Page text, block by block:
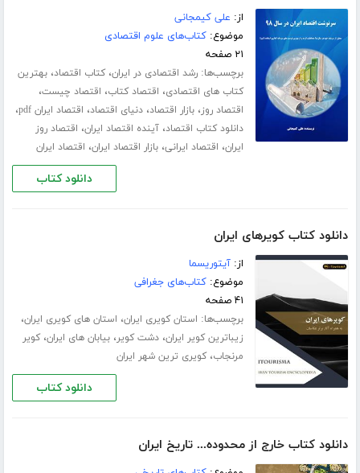
از: علی کیمجانی
موضوع:کتاب‌های علوم اقتصادی
۲۱ صفحه
برچسب‌ها:رشد اقتصادی در ایران،کتاب اقتصاد،بهترین
کتاب های اقتصادی، اقتصاد کتاب، اقتصاد چیست،
اقتصاد روز،بازار اقتصاد،دنیای اقتصاد، اقتصاد ایران pdf ،
دانلود کتاب اقتصاد،آینده اقتصاد ایران، اقتصاد روز
ایران، اقتصاد ایرانی،بازار اقتصاد ایران، اقتصاد ایران
دانلود کتاب
دانلود کتاب کویرهای ایران
از:آیتوریسما
موضوع:کتاب‌های جغرافی
۴۱ صفحه
برچسب‌ها: استان کویری ایران، استان های کویری ایران،
زیباترین کویر ایران،دشت کویر،بیابان های ایران،کویر
مرنجاب،کویری ترین شهر ایران
دانلود کتاب
دانلود کتاب خارج از محدوده... تاریخ ایران